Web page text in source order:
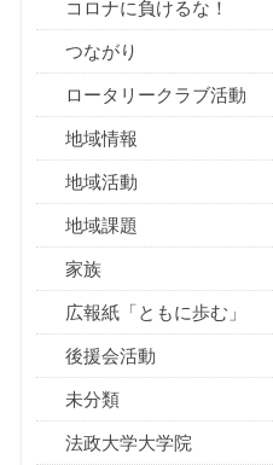
コロナに負けるな！
つながり
ロータリークラブ活動
地域情報
地域活動
地域課題
家族
広報紙「ともに歩む」
後援会活動
未分類
法政大学大学院